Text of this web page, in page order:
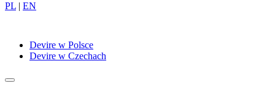
PL | EN
Devire w Polsce
Devire w Czechach